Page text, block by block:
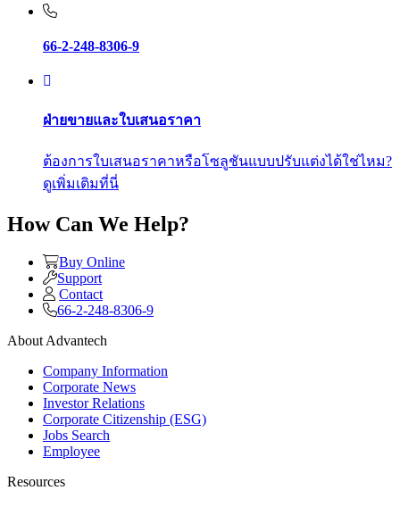
66-2-248-8306-9
ฝ่ายขายและใบเสนอราคา
ต้องการใบเสนอราคาหรือโซลูชันแบบปรับแต่งได้ใช่ไหม?
ดูเพิ่มเติมที่นี่
How Can We Help?
Buy Online
Support
Contact
66-2-248-8306-9
About Advantech
Company Information
Corporate News
Investor Relations
Corporate Citizenship (ESG)
Jobs Search
Employee
Resources